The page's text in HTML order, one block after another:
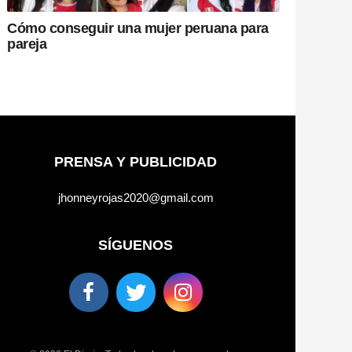
Cómo conseguir una mujer peruana para
pareja
PRENSA Y PUBLICIDAD
jhonneyrojas2020@gmail.com
SÍGUENOS